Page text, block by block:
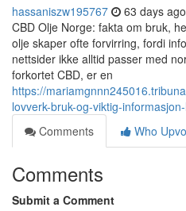
hassaniszw195767 63 days ago
CBD Olje Norge: fakta om bruk,
olje skaper ofte forvirring, fordi
nettsider ikke alltid passer med
forkortet CBD, er en
https://
lovverk-bruk-og-viktig-
Comments
Who
Comments
Submit a Comment